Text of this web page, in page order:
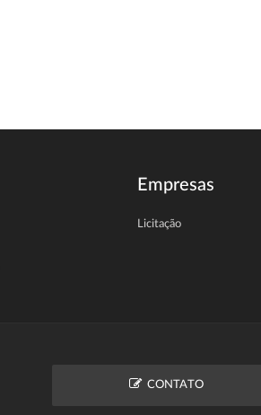
Empresas
Licitação
CONTATO